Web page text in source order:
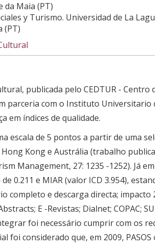
da Maia (PT)
y Turismo. Universidad de La
(PT)
publicada pelo CEDTUR - Centro
com o Instituto Universitario
em índices de qualidade.
escala de 5 pontos a partir de uma
Kong e Austrália (trabalho
Management, 27: 1235 -1252). Já
0.211 e MIAR (valor ICD 3.954),
e descarga directa; impacto
E -Revistas; Dialnet; COPAC;
foi necessário cumprir com os
considerado que, em 2009,